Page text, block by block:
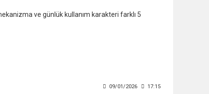
ve günlük kullanım karakteri farklı 5
09/01/2026 17:15